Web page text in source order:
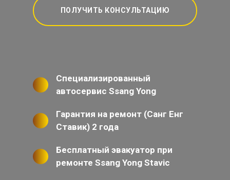
ПОЛУЧИТЬ КОНСУЛЬТАЦИЮ
Специализированный
автосервис Ssang Yong
Гарантия на ремонт (Санг Енг
Ставик) 2 года
Бесплатный эвакуатор при
ремонте Ssang Yong Stavic